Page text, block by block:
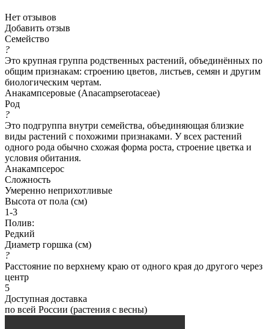
Нет отзывов
Добавить отзыв
Семейство
?
Это крупная группа родственных растений, объединённых по
общим признакам: строению цветов, листьев, семян и другим
биологическим чертам.
Анакампсеровые (Anacampserotaceae)
Род
?
Это подгруппа внутри семейства, объединяющая близкие
виды растений с похожими признаками. У всех растений
одного рода обычно схожая форма роста, строение цветка и
условия обитания.
Анакампсерос
Сложность
Умеренно неприхотливые
Высота от пола (см)
1-3
Полив:
Редкий
Диаметр горшка (см)
?
Расстояние по верхнему краю от одного края до другого через
центр
5
Доступная доставка
по всей России (растения с весны)